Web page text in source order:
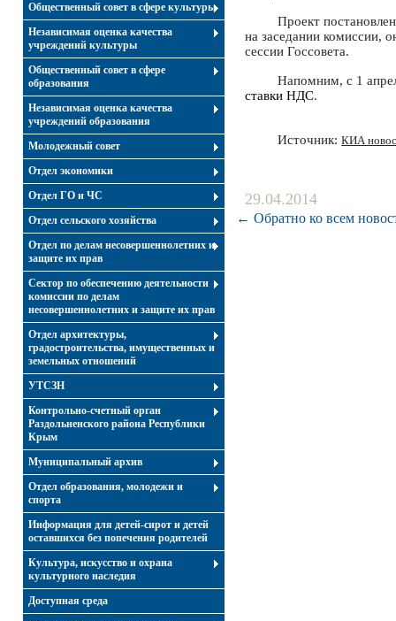
Общественный совет в сфере культуры
Независимая оценка качества
учреждений культуры
Общественный совет в сфере
образования
Независимая оценка качества
учреждений образования
Молодежный совет
Отдел экономики
Отдел ГО и ЧС
Отдел сельского хозяйства
Отдел по делам несовершеннолетних и
защите их прав
Сектор по обеспечению деятельности
комиссии по делам
несовершеннолетних и защите их прав
Отдел архитектуры,
градостроительства, имущественных и
земельных отношений
УТСЗН
Контрольно-счетный орган
Раздольненского района Республики
Крым
Муниципальный архив
Отдел образования, молодежи и
спорта
Информация для детей-сирот и детей
оставшихся без попечения родителей
Культура, искусство и охрана
культурного наследия
Доступная среда
Проект
на заседании комиссии,
сессии Госсовета.
Напомним, с 1
ставки НДС.
Источник:КИА
29.04.2014
← Обратно ко всем